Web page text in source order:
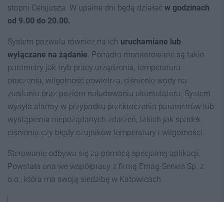
stopni Celsjusza. W upalne dni będą działać w godzinach
od 9.00 do 20.00.
System pozwala również na ich uruchamiane lub
wyłączane na żądanie. Ponadto monitorowane są takie
parametry jak tryb pracy urządzenia, temperatura
otoczenia, wilgotność powietrza, ciśnienie wody na
zasilaniu oraz poziom naładowania akumulatora. System
wysyła alarmy w przypadku przekroczenia parametrów lub
wystąpienia niepożądanych zdarzeń, takich jak spadek
ciśnienia czy błędy czujników temperatury i wilgotności.
Sterowanie odbywa się za pomocą specjalnej aplikacji.
Powstała ona we współpracy z firmą Emag-Serwis Sp. z
o.o., która ma swoją siedzibę w Katowicach.